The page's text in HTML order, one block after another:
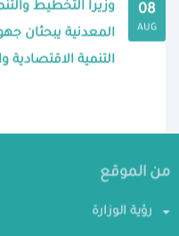
08
AUG
وزيرا التخطيط
المعدنية يبحثان
التنمية الاقتصادية
من الموقع
رؤية الوزارة